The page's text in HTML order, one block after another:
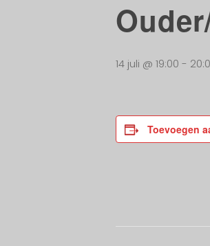
14 juli @ 19:00 -
Toevoegen